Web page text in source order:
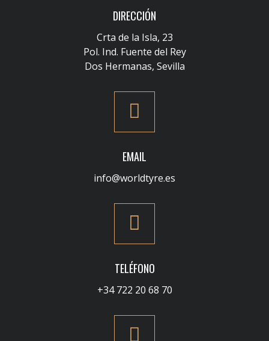
DIRECCIÓN
Crta de la Isla, 23
Pol. Ind. Fuente del Rey
Dos Hermanas, Sevilla
EMAIL
info@worldtyre.es
TELÉFONO
+34 722 20 68 70